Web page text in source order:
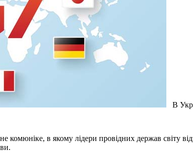
В
комюніке, в якому лідери провідних держав світу